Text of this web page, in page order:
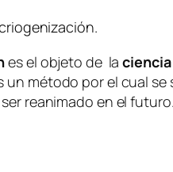
es el objeto de la
un método por el cual
reanimado en el